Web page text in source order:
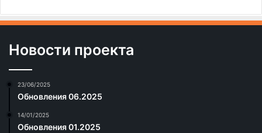
Новости проекта
23/06/2025
Обновления 06.2025
14/01/2025
Обновления 01.2025